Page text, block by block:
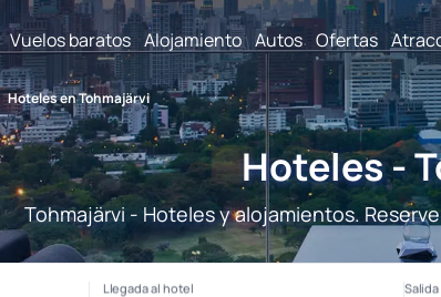
Vuelos baratos Alojamiento Autos Ofertas
Hoteles en Tohmajärvi
Hoteles -
Tohmajärvi - Hoteles y alojamientos.